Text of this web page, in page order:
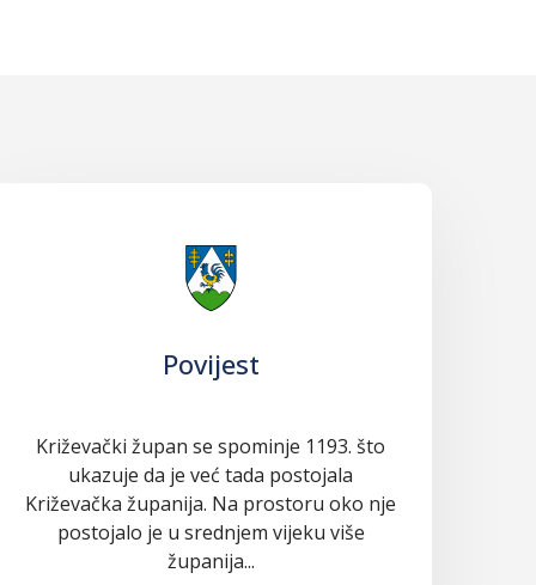
Povijest
Križevački župan se spominje 1193. što
ukazuje da je već tada postojala
Križevačka županija. Na prostoru oko nje
postojalo je u srednjem vijeku više
županija...